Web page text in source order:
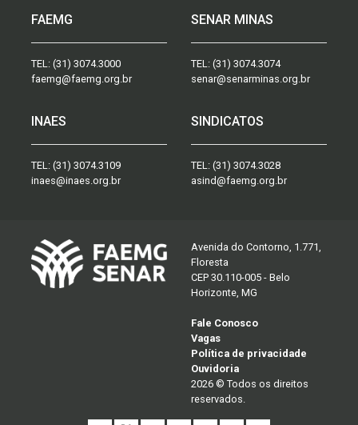
FAEMG
TEL: (31) 3074.3000
faemg@faemg.org.br
SENAR MINAS
TEL: (31) 3074.3074
senar@senarminas.org.br
INAES
TEL: (31) 3074.3109
inaes@inaes.org.br
SINDICATOS
TEL: (31) 3074.3028
asind@faemg.org.br
Avenida do Contorno, 1.771,
Floresta
CEP 30.110-005 - Belo
Horizonte, MG
Fale Conosco
Vagas
Política de privacidade
Ouvidoria
2026 © Todos os direitos
reservados.